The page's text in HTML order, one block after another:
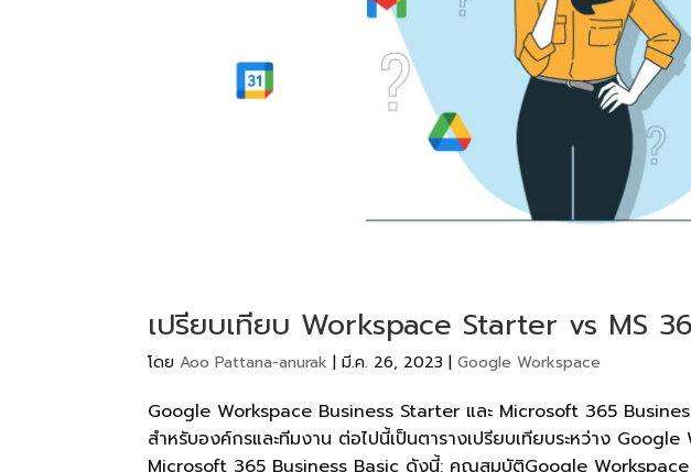
เปรียบเทียบ Workspace Starter vs MS
โดยAoo Pattana-anurak |มี.ค. 26, 2023 |Google Workspace
Google Workspace Business Starter และ Microsoft 365
สำหรับองค์กรและทีมงาน ต่อไปนี้เป็นตารางเปรียบเทียบระหว่าง
Microsoft 365 Business Basic ดังนี้: คุณสมบัติGoogle Workspace